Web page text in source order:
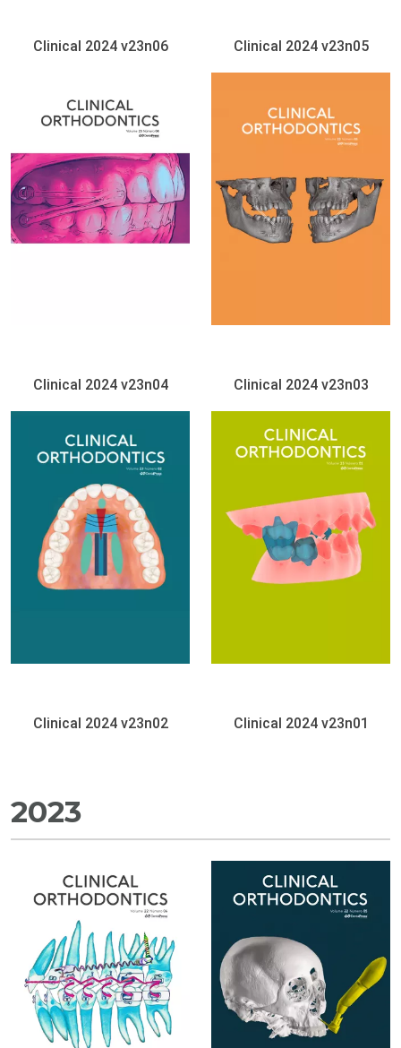
Clinical 2024 v23n06 Clinical 2024 v23n05
Clinical 2024 v23n04 Clinical 2024 v23n03
Clinical 2024 v23n02 Clinical 2024 v23n01
2023